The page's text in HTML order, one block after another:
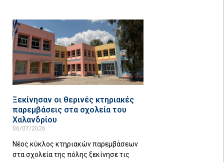
Ξεκίνησαν οι θερινές κτηριακές
παρεμβάσεις στα σχολεία του
Χαλανδρίου
06/07/2026
Νέος κύκλος κτηριακών παρεμβάσεων
στα σχολεία της πόλης ξεκίνησε τις